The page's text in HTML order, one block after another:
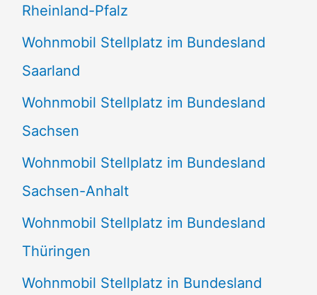
Rheinland-Pfalz
Wohnmobil Stellplatz im Bundesland
Saarland
Wohnmobil Stellplatz im Bundesland
Sachsen
Wohnmobil Stellplatz im Bundesland
Sachsen-Anhalt
Wohnmobil Stellplatz im Bundesland
Thüringen
Wohnmobil Stellplatz in Bundesland